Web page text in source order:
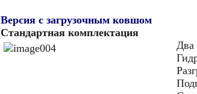
Версия с загрузочным ковшом
Стандартная комплектация
Два